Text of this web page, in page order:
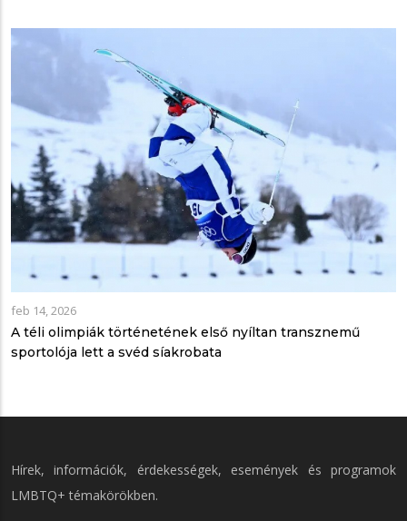
feb 14, 2026
A téli olimpiák történetének első nyíltan transznemű
sportolója lett a svéd síakrobata
Hírek, információk, érdekességek, események és programok
LMBTQ+ témakörökben.